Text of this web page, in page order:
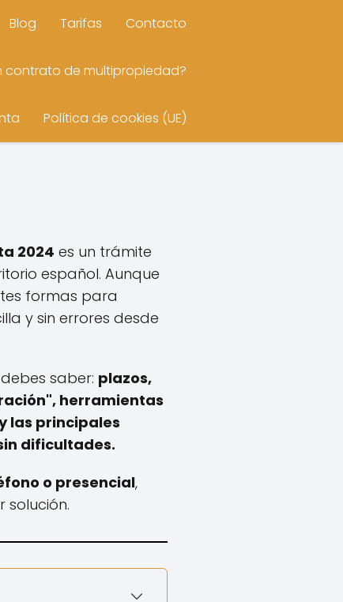
Blog Tarifas Contacto
contrato de multipropiedad?
Política de cookies (UE)
2024 es un trámite
español. Aunque
formas para
y sin errores desde
saber: plazos,
herramientas
las principales
dificultades.
o presencial,